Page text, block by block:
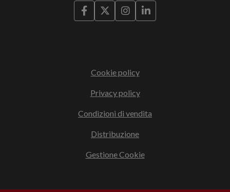
Cookie policy
Privacy policy
Condizioni di vendita
Distribuzione
Gestione Cookie